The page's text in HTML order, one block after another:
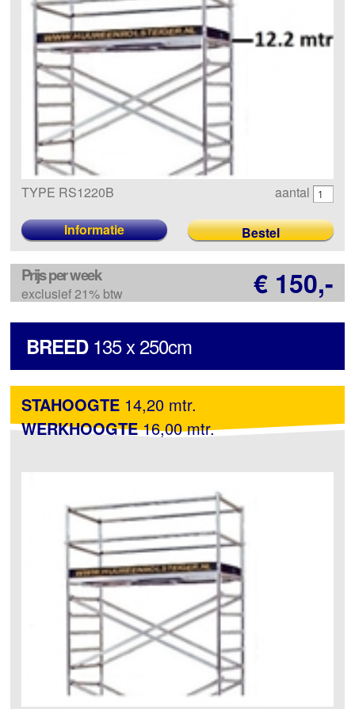
TYPE RS1220B aantal
Informatie
Prijs per week
exclusief 21% btw € 150,-
BREED135 x 250cm
STAHOOGTE14,20 mtr.
WERKHOOGTE16,00 mtr.